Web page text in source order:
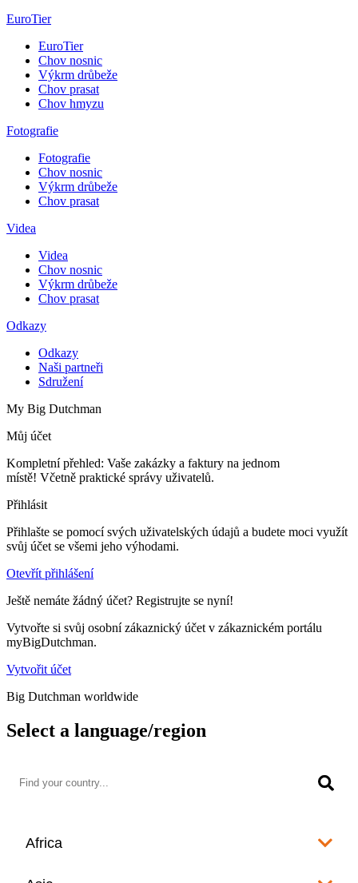
EuroTier
EuroTier
Chov nosnic
Výkrm drůbeže
Chov prasat
Chov hmyzu
Fotografie
Fotografie
Chov nosnic
Výkrm drůbeže
Chov prasat
Videa
Videa
Chov nosnic
Výkrm drůbeže
Chov prasat
Odkazy
Odkazy
Naši partneři
Sdružení
My Big Dutchman
Můj účet
Kompletní přehled: Vaše zakázky a faktury na jednom
místě! Včetně praktické správy uživatelů.
Přihlásit
Přihlašte se pomocí svých uživatelských údajů a budete moci využít
svůj účet se všemi jeho výhodami.
Otevřít přihlášení
Ještě nemáte žádný účet? Registrujte se nyní!
Vytvořte si svůj osobní zákaznický účet v zákaznickém portálu
myBigDutchman.
Vytvořit účet
Big Dutchman worldwide
Select a language/region
Africa